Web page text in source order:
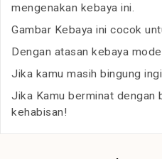
mengenakan kebaya ini.
Gambar Kebaya ini cocok
Dengan atasan kebaya
Jika kamu masih bingung
Jika Kamu berminat dengan
kehabisan!